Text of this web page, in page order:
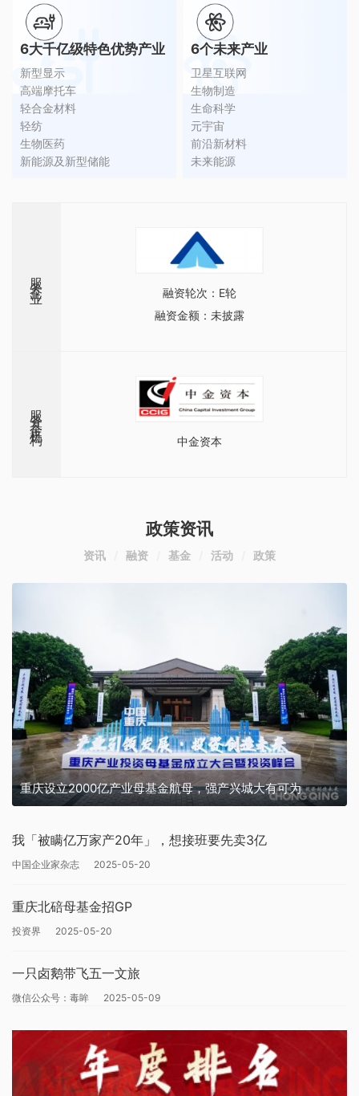
6大千亿级特色优势产业
新型显示
高端摩托车
轻合金材料
轻纺
生物医药
新能源及新型储能
6个未来产业
卫星互联网
生物制造
生命科学
元宇宙
前沿新材料
未来能源
服务企业
融资轮次：E轮
融资金额：未披露
服务基金机构
中金资本
政策资讯
资讯 融资 基金 活动 政策
重庆设立2000亿产业母基金航母，强产兴城大有可为
我「被瞒亿万家产20年」，想接班要先卖3亿
中国企业家杂志 2025-05-20
重庆北碚母基金招GP
投资界 2025-05-20
一只卤鹅带飞五一文旅
微信公众号：毒眸 2025-05-09